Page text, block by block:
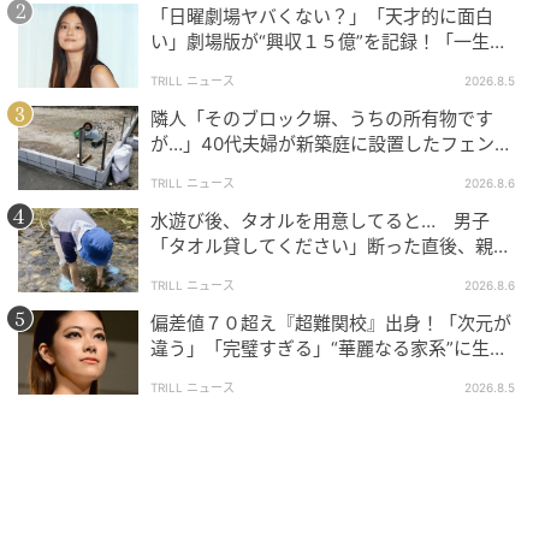
中央看守所の中。放射状に伸びる5つの棟のうち、中央の棟は保存棟として見
学可能。その他の4棟が客室。 Hearst Owned
1946年以降は「奈良少年刑務所」として更生教育を担
い、2017年に閉庁。同年、重要文化財に指定された。
その再生プロジェクトによって誕生したのが「星のや
奈良監獄」。歴史的価値を守りながら新たな命を吹き
込み、文化財を未来へ継承するヘリテージホテルとし
て生まれ変わった。
特筆すべきは、人権に配慮し、天窓から豊かな光と風
「日曜劇場ヤバくない？」「天才的に面白
い」劇場版が“興収１５億”を記録！「一生言
TRILL ニュース 2026.8.5
隣人「そのブロック塀、うちの所有物です
が…」40代夫婦が新築庭に設置したフェン
TRILL ニュース 2026.8.6
水遊び後、タオルを用意してると… 男子
「タオル貸してください」断った直後、親が
TRILL ニュース 2026.8.6
偏差値７０超え『超難関校』出身！「次元が
違う」「完璧すぎる」“華麗なる家系”に生ま
TRILL ニュース 2026.8.5